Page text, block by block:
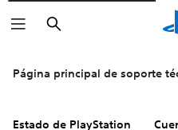
Buscar
Página principal de soporte
Estado de PlayStation